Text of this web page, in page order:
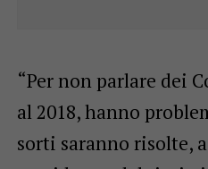
“Per non parlare dei
al 2018, hanno
sorti saranno risolte,